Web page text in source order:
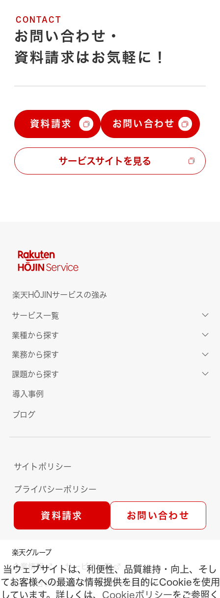
CONTACT
お問い合わせ・
資料請求は お気軽に！
資料請求 お問い合わせ
サービスサイトを見る
楽天HŌJINサービスの強み
サービス一覧
業種から探す
業務から探す
課題から探す
導入事例
ブログ
サイトポリシー
プライバシーポリシー
資料請求 お問い合わせ
楽天グループ
企業情報 サービス一覧
お問い合わせ一覧 サステナビリティ
当ウェブサイトは、利便性、品質維持・向上、そし
てお客様への最適な情報提供を目的にCookieを使用
しています。詳しくは、 Cookieポリシーをご参照く